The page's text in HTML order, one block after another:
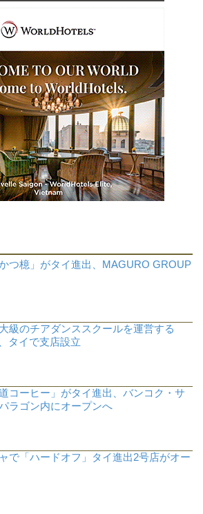
かつ檍」がタイ進出、MAGURO GROUP
級のチアダンススクールを運営する
タイで支店設立
道コーヒー」がタイ進出、バンコク・サ
ラゴン内にオープンへ
で「ハードオフ」タイ進出2号店がオー